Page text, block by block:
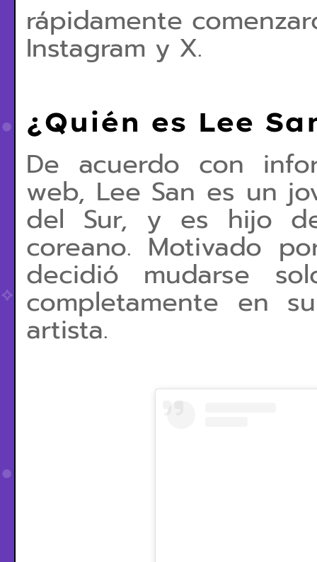
rápidamente
Instagram y X.
¿Quién es Lee
De acuerdo con
web, Lee San es un
del Sur, y es hijo
coreano. Motivado
decidió mudarse
completamente en
artista.